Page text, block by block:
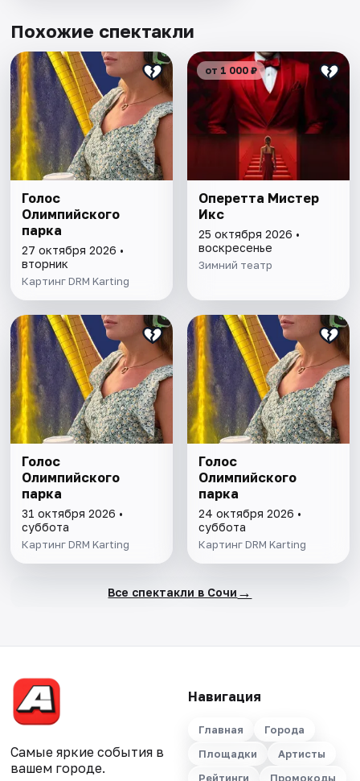
Похожие спектакли
Голос
Олимпийского
парка
27 октября 2026 •
вторник
Картинг DRM Karting
от 1 000 ₽
Оперетта Мистер
Икс
25 октября 2026 •
воскресенье
Зимний театр
Голос
Олимпийского
парка
31 октября 2026 •
суббота
Картинг DRM Karting
Голос
Олимпийского
парка
24 октября 2026 •
суббота
Картинг DRM Karting
Все спектакли в Сочи →
Самые яркие события в
вашем городе.
Навигация
Главная
Города
Площадки
Артисты
Рейтинги
Промокоды